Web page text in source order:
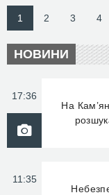
1 2 3 4
НОВИНИ
17:36
На
11:35